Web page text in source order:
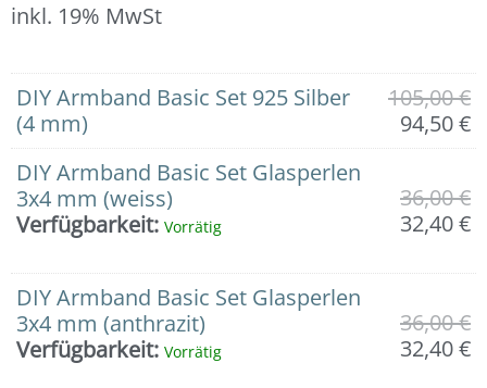
inkl. 19% MwSt
DIY Armband Basic Set 925 Silber
(4 mm)
105,00€
94,50€
DIY Armband Basic Set Glasperlen
3x4 mm (weiss)
Verfügbarkeit: Vorrätig
36,00€
32,40€
DIY Armband Basic Set Glasperlen
3x4 mm (anthrazit)
Verfügbarkeit: Vorrätig
36,00€
32,40€
9er
Eventbox
"Glamour":
Komplettbox
in
925er
Silber/
mit
oder
ohne
Zangen
Menge